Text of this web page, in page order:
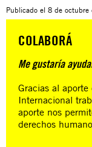
Publicado el 8 de octubre
COLABORÁ
Me gustaría
Gracias al
Internacional
aporte nos
derechos